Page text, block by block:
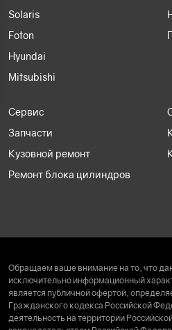
Solaris
Foton
Hyundai
Mitsubishi
Сервис
Запчасти
Кузовной ремонт
Ремонт блока цилиндров
Обращаем ваше внимание на то, что
исключительно информационный
является публичной офертой,
Гражданского кодекса Российской
деятельность на территории